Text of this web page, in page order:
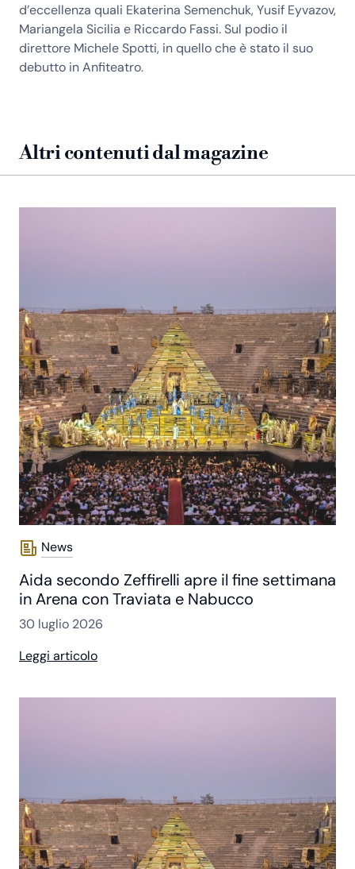
d’eccellenza quali Ekaterina Semenchuk, Yusif Eyvazov,
Mariangela Sicilia e Riccardo Fassi. Sul podio il
direttore Michele Spotti, in quello che è stato il suo
debutto in Anfiteatro.
Altri contenuti dal magazine
News
Aida secondo Zeffirelli apre il fine settimana
in Arena con Traviata e Nabucco
30 luglio 2026
Leggi articolo